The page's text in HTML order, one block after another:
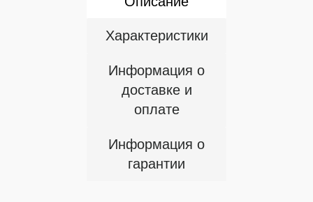
Характеристики
Информация о
доставке и
оплате
Информация о
гарантии